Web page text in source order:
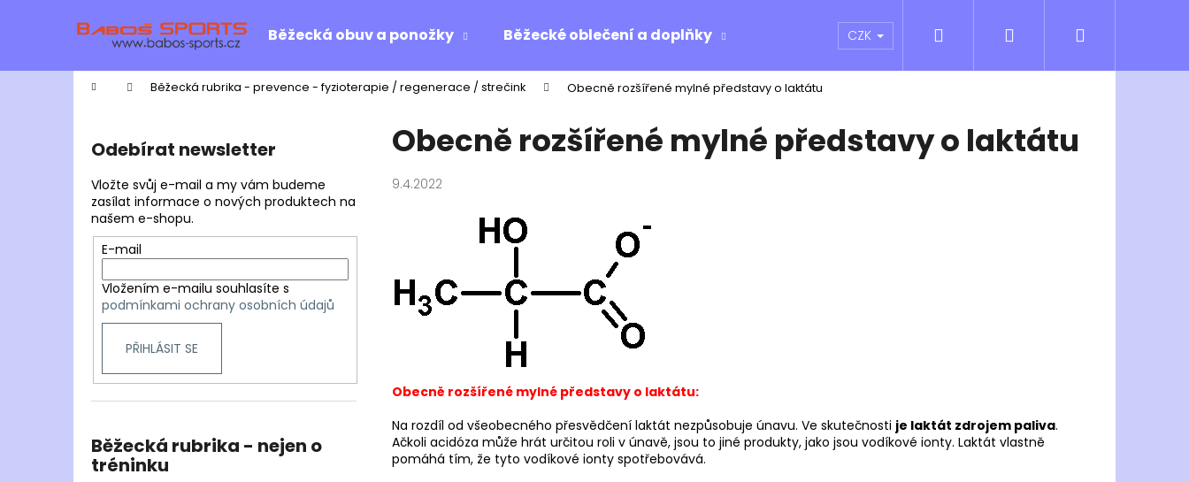
Běžecká obuv a ponožky Běžecké oblečení a doplňky Ostatní sporty Outlet Obchodní podmínky
CZK Přihlášení
Domů Běžecká rubrika - prevence - fyzioterapie / regenerace / strečink Obecně rozšířené mylné představy o laktátu
Odebírat newsletter
Vložte svůj e-mail a my vám budeme
zasílat informace o nových produktech na
našem e-shopu.
E-mail
Vložením e-mailu souhlasíte s
podmínkami ochrany osobních údajů
PŘIHLÁSIT SE
Běžecká rubrika - nejen o
tréninku
Obecně rozšířené mylné představy o laktátu
9.4.2022
Obecně rozšířené mylné představy o laktátu:
Na rozdíl od všeobecného přesvědčení laktát nezpůsobuje únavu. Ve skutečnosti je laktát zdrojem paliva.
Ačkoli acidóza může hrát určitou roli v únavě, jsou to jiné produkty, jako jsou vodíkové ionty. Laktát vlastně
pomáhá tím, že tyto vodíkové ionty spotřebovává.
í
do
do
Co potřebujete najít?
Doporučujeme
BĚŽECKÁ BUNDA RONHILL EVERYDAY
899 Kč
Původně:1 200 Kč
BĚŽECKÉ RUKAVICE RONHILL CLASSIC
GLOVE
346 Kč
Původně:384 Kč
BĚŽECKÁ OBUV JOMA R.6000 2502
2 299 Kč
Původně:3 769 Kč